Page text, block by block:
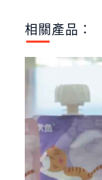
相關產品：